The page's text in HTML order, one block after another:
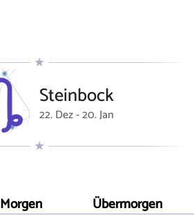
Steinbock
22. Dez - 20. Jan
Morgen Übermorgen